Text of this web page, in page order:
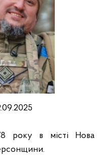
року в місті Нова